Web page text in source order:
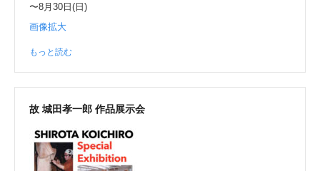
〜8月30日(日)
画像拡大
もっと読む
故 城田孝一郎 作品展示会